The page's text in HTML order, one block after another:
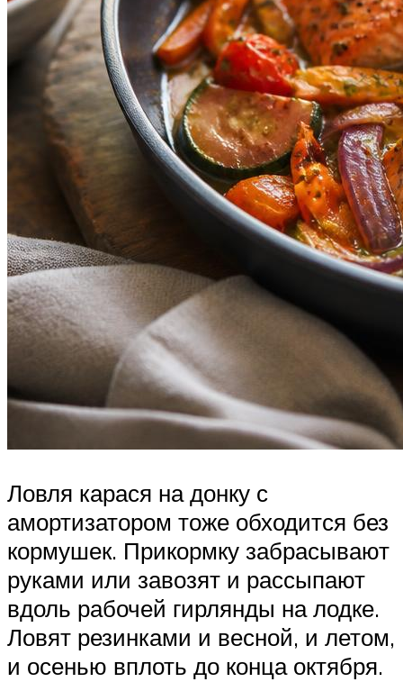
Ловля карася на донку с
амортизатором тоже обходится без
кормушек. Прикормку забрасывают
руками или завозят и рассыпают
вдоль рабочей гирлянды на лодке.
Ловят резинками и весной, и летом,
и осенью вплоть до конца октября.